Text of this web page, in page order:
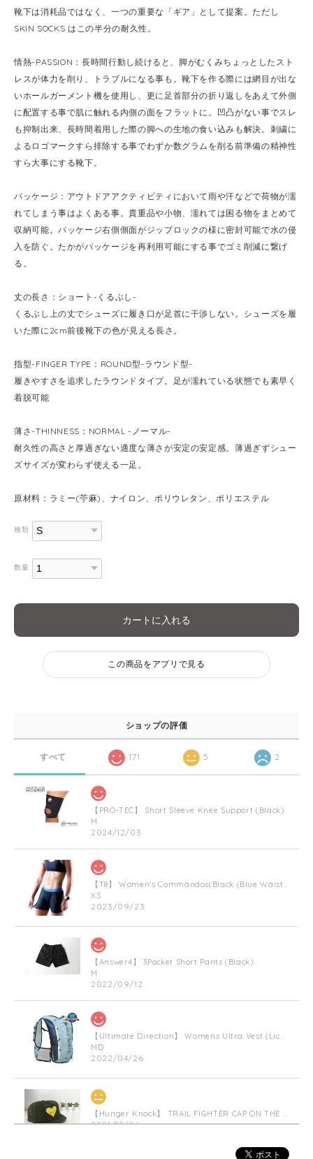
靴下は消耗品ではなく、一つの重要な「ギア」として提案。ただし
SKIN SOCKS はこの半分の耐久性。
情熱-PASSION：長時間行動し続けると、脚がむくみちょっとしたスト
レスが体力を削り、トラブルになる事も。靴下を作る際には網目が出な
いホールガーメント機を使用し、更に足首部分の折り返しをあえて外側
に配置する事で肌に触れる内側の面をフラットに。凹凸がない事でスレ
も抑制出来、長時間着用した際の脚への生地の食い込みも解決。刺繍に
よるロゴマークすら排除する事でわずか数グラムを削る前準備の精神性
すら大事にする靴下。
パッケージ：アウトドアアクティビティにおいて雨や汗などで荷物が濡
れてしまう事はよくある事。貴重品や小物、濡れては困る物をまとめて
収納可能。パッケージ右側側面がジップロックの様に密封可能で水の侵
入を防ぐ。たかがパッケージを再利用可能にする事でゴミ削減に繋げ
る。
丈の長さ：ショート-くるぶし-
くるぶし上の丈でシューズに履き口が足首に干渉しない。シューズを履
いた際に2cm前後靴下の色が見える長さ。
指型-FINGER TYPE：ROUND型-ラウンド型-
履きやすさを追求したラウンドタイプ。足が濡れている状態でも素早く
着脱可能
薄さ-THINNESS：NORMAL -ノーマル-
耐久性の高さと厚過ぎない適度な薄さが安定の安定感。薄過ぎずシュー
ズサイズが変わらず使える一足。
原材料：ラミー(苧麻)、ナイロン、ポリウレタン、ポリエステル
種類
数量
カートに入れる
この商品をアプリで見る
ショップの評価
すべて 171 5 2
【PRO-TEC】 Short Sleeve Knee Support (Black)
M
2024/12/03
XS
2023/09/23
【Answer4】 3Pocket Short Pants (Black)
M
2022/09/12
MD
2022/04/26
2021/12/06